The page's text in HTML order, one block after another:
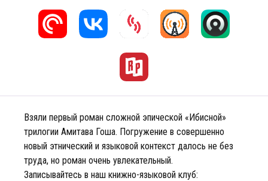
Взяли первый роман сложной эпической «Ибисной»
трилогии Амитава Гоша. Погружение в совершенно
новый этнический и языковой контекст далось не без
труда, но роман очень увлекательный.
Записывайтесь в наш книжно-языковой клуб: